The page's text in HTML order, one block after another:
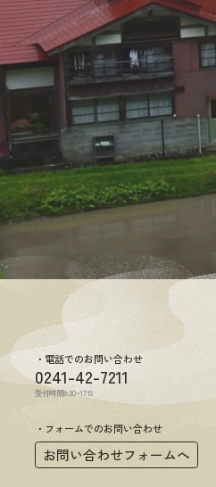
電話でのお問い合わせ
0241-42-7211
受付時間8:30~17:15
フォームでのお問い合わせ
お問い合わせフォームへ